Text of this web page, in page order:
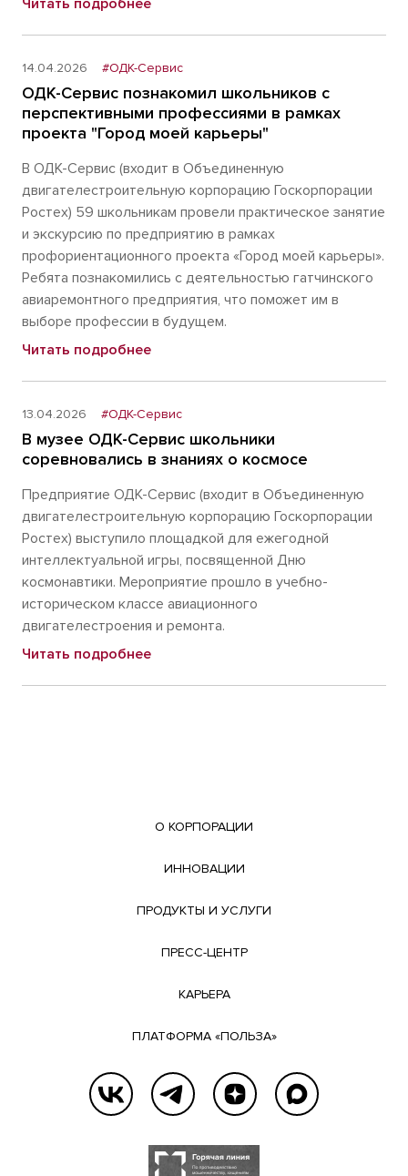
Читать подробнее
14.04.2026 #ОДК-Сервис
ОДК-Сервис познакомил школьников с
перспективными профессиями в рамках
проекта "Город моей карьеры"
В ОДК-Сервис (входит в Объединенную
двигателестроительную корпорацию Госкорпорации
Ростех) 59 школьникам провели практическое занятие
и экскурсию по предприятию в рамках
профориентационного проекта «Город моей карьеры».
Ребята познакомились с деятельностью гатчинского
авиаремонтного предприятия, что поможет им в
выборе профессии в будущем.
Читать подробнее
13.04.2026 #ОДК-Сервис
В музее ОДК-Сервис школьники
соревновались в знаниях о космосе
Предприятие ОДК-Сервис (входит в Объединенную
двигателестроительную корпорацию Госкорпорации
Ростех) выступило площадкой для ежегодной
интеллектуальной игры, посвященной Дню
космонавтики. Мероприятие прошло в учебно-
историческом классе авиационного
двигателестроения и ремонта.
Читать подробнее
О КОРПОРАЦИИ
ИННОВАЦИИ
ПРОДУКТЫ И УСЛУГИ
ПРЕСС-ЦЕНТР
КАРЬЕРА
ПЛАТФОРМА «ПОЛЬЗА»